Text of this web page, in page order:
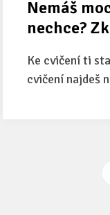
Nemáš
nechce?
Ke cvičení ti
cvičení najdeš